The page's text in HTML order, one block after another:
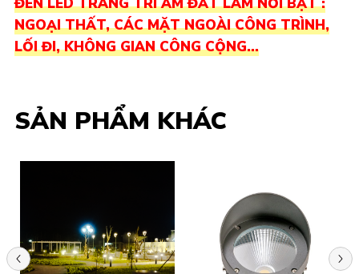
NGOẠI THẤT, CÁC MẶT NGOÀI CÔNG TRÌNH,
LỐI ĐI, KHÔNG GIAN CÔNG CỘNG…
SẢN PHẨM KHÁC
Next